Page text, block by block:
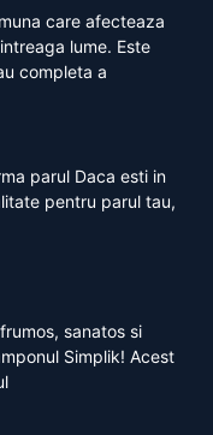
care afecteaza
lume. Este
completa a
parul Daca esti in
pentru parul tau,
sanatos si
Simplik! Acest